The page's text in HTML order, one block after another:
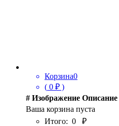
Корзина0
( 0 ₽ )
# Изображение Описание
Ваша корзина пуста
Итого: 0
₽